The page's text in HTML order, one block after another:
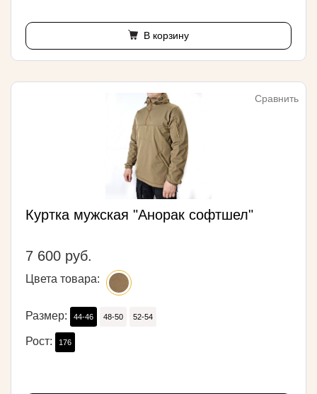
В корзину
Сравнить
Куртка мужская "Анорак софтшел"
7 600 руб.
Цвета товара:
Размер: 44-46 48-50 52-54
Рост: 176